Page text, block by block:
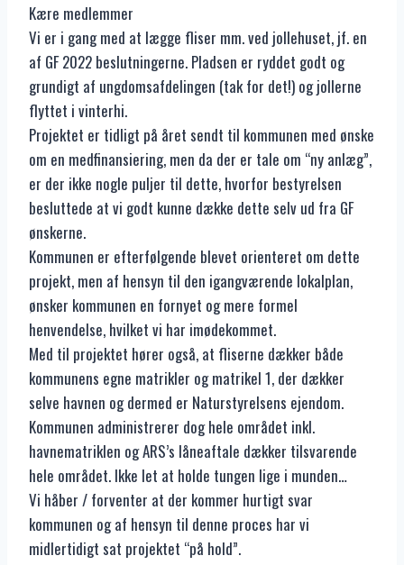
Kære medlemmer
Vi er i gang med at lægge fliser mm. ved jollehuset, jf. en
af GF 2022 beslutningerne. Pladsen er ryddet godt og
grundigt af ungdomsafdelingen (tak for det!) og jollerne
flyttet i vinterhi.
Projektet er tidligt på året sendt til kommunen med ønske
om en medfinansiering, men da der er tale om “ny anlæg”,
er der ikke nogle puljer til dette, hvorfor bestyrelsen
besluttede at vi godt kunne dække dette selv ud fra GF
ønskerne.
Kommunen er efterfølgende blevet orienteret om dette
projekt, men af hensyn til den igangværende lokalplan,
ønsker kommunen en fornyet og mere formel
henvendelse, hvilket vi har imødekommet.
Med til projektet hører også, at fliserne dækker både
kommunens egne matrikler og matrikel 1, der dækker
selve havnen og dermed er Naturstyrelsens ejendom.
Kommunen administrerer dog hele området inkl.
havnematriklen og ARS’s låneaftale dækker tilsvarende
hele området. Ikke let at holde tungen lige i munden…
Vi håber / forventer at der kommer hurtigt svar
kommunen og af hensyn til denne proces har vi
midlertidigt sat projektet “på hold”.